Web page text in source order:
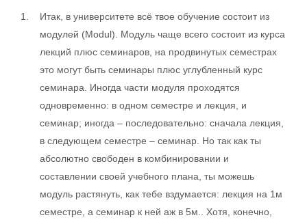
Итак, в университете всё твое обучение состоит из
модулей (Modul). Модуль чаще всего состоит из курса
лекций плюс семинаров, на продвинутых семестрах
это могут быть семинары плюс углубленный курс
семинара. Иногда части модуля проходятся
одновременно: в одном семестре и лекция, и
семинар; иногда – последовательно: сначала лекция,
в следующем семестре – семинар. Но так как ты
абсолютно свободен в комбинировании и
составлении своей учебного плана, ты можешь
модуль растянуть, как тебе вздумается: лекция на 1м
семестре, а семинар к ней аж в 5м.. Хотя, конечно,